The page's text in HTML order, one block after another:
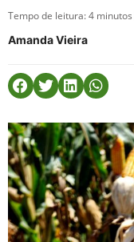
Tempo de leitura:4 minutos
Amanda Vieira